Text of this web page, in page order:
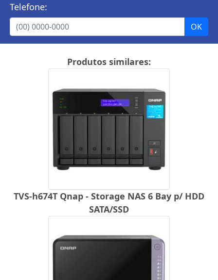
Telefone:
Produtos similares:
TVS-h674T Qnap - Storage NAS 6 Bay p/ HDD
SATA/SSD